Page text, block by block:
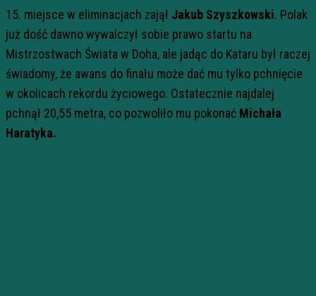
15. miejsce w eliminacjach zajął Jakub Szyszkowski. Polak
już dość dawno wywalczył sobie prawo startu na
Mistrzostwach Świata w Doha, ale jadąc do Kataru był raczej
świadomy, że awans do finału może dać mu tylko pchnięcie
w okolicach rekordu życiowego. Ostatecznie najdalej
pchnął 20,55 metra, co pozwoliło mu pokonać Michała
Haratyka.